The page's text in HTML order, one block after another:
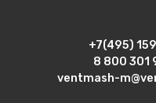
+7(495)
8 800 301
ventmash-